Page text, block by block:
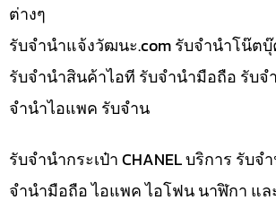
ต่างๆ
รับจํานําแจ้งวัฒนะ.com รับจำนำโน๊ตบุ๊
รับจำนำสินค้าไอที รับจำนำมือถือ รับ
จำนำไอแพค รับจำน
รับจำนำกระเป๋า CHANEL บริการ รับ
จำนำมือถือ ไอแพค ไอโฟน นาฬิกา แ